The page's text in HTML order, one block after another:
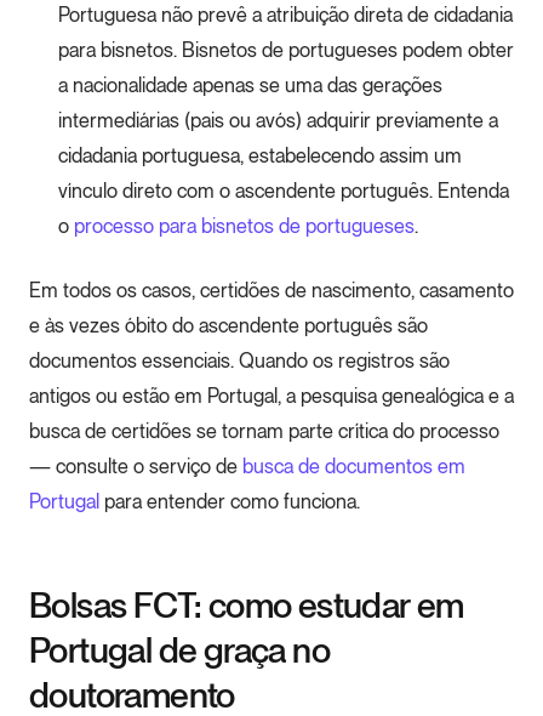
Portuguesa não prevê a atribuição direta de cidadania
para bisnetos. Bisnetos de portugueses podem obter
a nacionalidade apenas se uma das gerações
intermediárias (pais ou avós) adquirir previamente a
cidadania portuguesa, estabelecendo assim um
vínculo direto com o ascendente português. Entenda
o processo para bisnetos de portugueses
Em todos os casos, certidões de nascimento, casamento
e às vezes óbito do ascendente português são
documentos essenciais. Quando os registros são
antigos ou estão em Portugal, a pesquisa genealógica e a
busca de certidões se tornam parte crítica do processo
— consulte o serviço de busca de documentos em
Portugal para entender como funciona.
Bolsas FCT: como estudar em
Portugal de graça no
doutoramento